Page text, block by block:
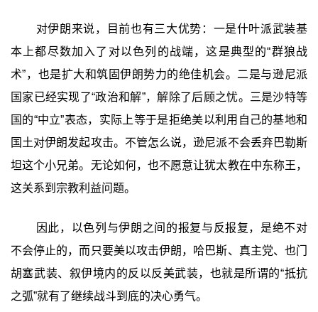
对伊朗来说，目前也有三大优势：一是什叶派武装基
本上都尽数加入了对以色列的战端，这是典型的“群狼战
术”，也是扩大和筑固伊朗势力的绝佳机会。二是与逊尼派
国家已经实现了“政治和解”，解除了后顾之忧。三是沙特等
国的“中立”表态，实际上等于是拒绝美以利用自己的基地和
国土对伊朗发起攻击。不管怎么说，逊尼派不会丢弃巴勒斯
坦这个小兄弟。无论如何，也不愿意让犹太教在中东称王，
这关系到宗教利益问题。
因此，以色列与伊朗之间的报复与反报复，是绝不对
不会停止的，而只要美以攻击伊朗，哈巴斯、真主党、也门
胡塞武装、叙伊境内的反以反美武装，也就是所谓的“抵抗
之弧”就有了继续战斗到底的决心勇气。